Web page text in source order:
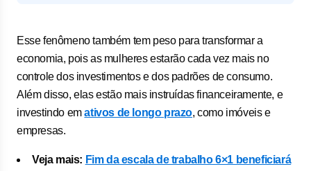
Esse fenômeno também tem peso para transformar a
economia, pois as mulheres estarão cada vez mais no
controle dos investimentos e dos padrões de consumo.
Além disso, elas estão mais instruídas financeiramente, e
investindo emativos de longo prazo, como imóveis e
empresas.
Veja mais: Fim da escala de trabalho 6×1 beneficiará